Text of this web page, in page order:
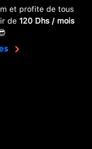
et profite de tous
de 120 Dhs / mois